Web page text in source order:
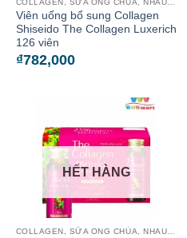
Viên uống bổ sung Collagen
Shiseido The Collagen Luxerich
126 viên
₫782,000
HẾT HÀNG